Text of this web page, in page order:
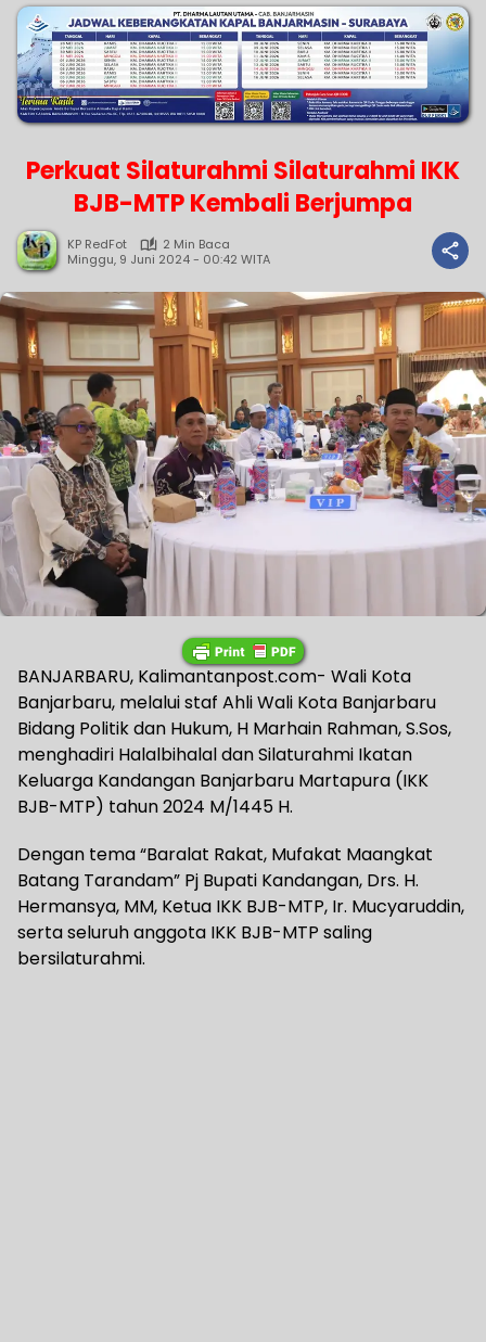
Perkuat Silaturahmi Silaturahmi IKK
BJB-MTP Kembali Berjumpa
KP RedFot
2 Min Baca
Minggu, 9 Juni 2024 - 00:42 WITA
BANJARBARU, Kalimantanpost.com- Wali Kota
Banjarbaru, melalui staf Ahli Wali Kota Banjarbaru
Bidang Politik dan Hukum, H Marhain Rahman, S.Sos,
menghadiri Halalbihalal dan Silaturahmi Ikatan
Keluarga Kandangan Banjarbaru Martapura (IKK
BJB-MTP) tahun 2024 M/1445 H.
Dengan tema “Baralat Rakat, Mufakat Maangkat
Batang Tarandam” Pj Bupati Kandangan, Drs. H.
Hermansya, MM, Ketua IKK BJB-MTP, Ir. Mucyaruddin,
serta seluruh anggota IKK BJB-MTP saling
bersilaturahmi.